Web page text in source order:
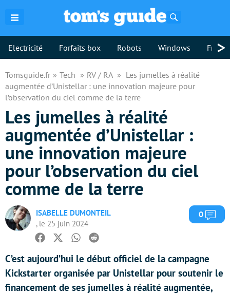
Electricité Forfaits box Robots Windows >
Tomsguide.fr Tech RV / RA
Les jumelles à réalité
augmentée d’Unistellar : une innovation majeure pour
l’observation du ciel comme de la terre
Les jumelles à réalité
augmentée d’Unistellar :
une innovation majeure
pour l’observation du ciel
comme de la terre
ISABELLE DUMONTEIL
, le 25 juin 2024
0
Facebook
TwitterWhatsapp
Reddit
C’est aujourd’hui le début officiel de la campagne
Kickstarter organisée par Unistellar pour soutenir le
financement de ses jumelles à réalité augmentée,